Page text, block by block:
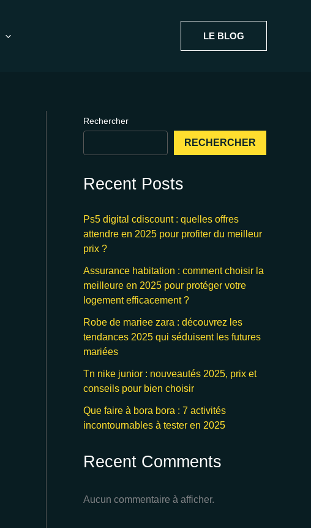
LE BLOG
Rechercher
RECHERCHER
Recent Posts
Ps5 digital cdiscount : quelles offres
attendre en 2025 pour profiter du meilleur
prix ?
Assurance habitation : comment choisir la
meilleure en 2025 pour protéger votre
logement efficacement ?
Robe de mariee zara : découvrez les
tendances 2025 qui séduisent les futures
mariées
Tn nike junior : nouveautés 2025, prix et
conseils pour bien choisir
Que faire à bora bora : 7 activités
incontournables à tester en 2025
Recent Comments
Aucun commentaire à afficher.